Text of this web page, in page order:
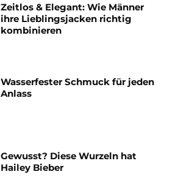
Zeitlos & Elegant: Wie Männer
ihre Lieblingsjacken richtig
kombinieren
Wasserfester Schmuck für jeden
Anlass
Gewusst? Diese Wurzeln hat
Hailey Bieber